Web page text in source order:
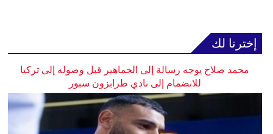
إخترنا لك
محمد صلاح يوجه رسالة إلى الجماهير قبل وصوله إلى تركيا
للانضمام إلى نادي طرابزون سبور